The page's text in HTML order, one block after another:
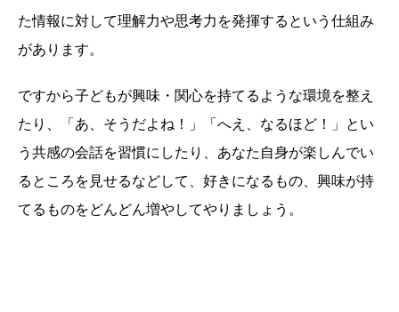
た情報に対して理解力や思考力を発揮するという仕組み
があります。
ですから子どもが興味・関心を持てるような環境を整え
たり、「あ、そうだよね！」「へえ、なるほど！」とい
う共感の会話を習慣にしたり、あなた自身が楽しんでい
るところを見せるなどして、好きになるもの、興味が持
てるものをどんどん増やしてやりましょう。